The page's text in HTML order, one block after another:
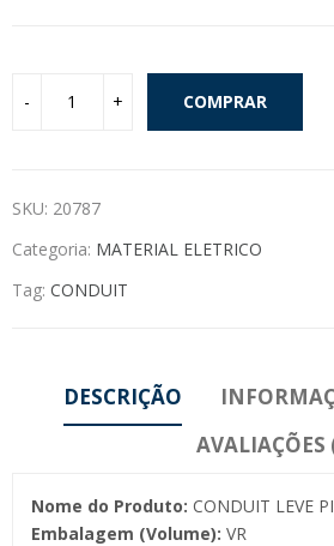
COMPRAR
SKU: 20787
Categoria: MATERIAL ELETRICO
Tag: CONDUIT
DESCRIÇÃO
AVALIAÇÕES
Nome do Produto: CONDUIT LEVE
Embalagem (Volume): VR